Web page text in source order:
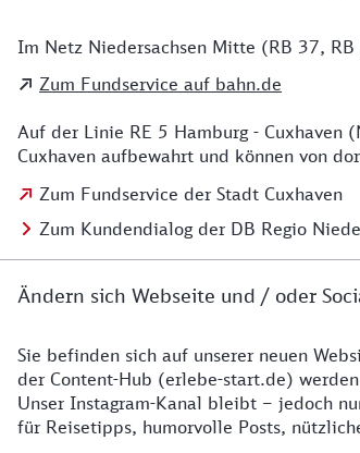
Details zu Kontakt
Im Netz Niedersachsen Mitte (RB 37,
Zum Fundservice auf bahn.de
Auf der Linie RE 5 Hamburg - Cuxhaven
Cuxhaven aufbewahrt und können von
Zum Fundservice der Stadt Cuxhaven
Zum Kundendialog der DB Regio
Ändern sich Webseite und / oder
Details zur Website
Sie befinden sich auf unserer neuen
der Content-Hub (erlebe-start.de)
Unser Instagram-Kanal bleibt – jedoch
für Reisetipps, humorvolle Posts,